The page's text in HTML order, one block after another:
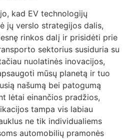
kad EV technologijų
jų verslo strategijos dalis,
rinkos dalį ir prisidėti prie
sektorius susiduria su
nuolatinės inovacijos,
mūsų planetą ir tuo
našumą bei patogumą
lėtai einančios pradžios,
tampa vis labiau
ne tik individualiems
automobilių pramonės